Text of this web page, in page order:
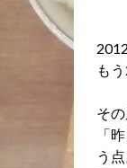
も
そ
「
う点